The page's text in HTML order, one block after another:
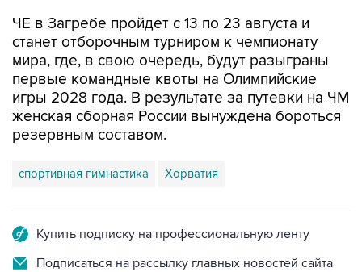
ЧЕ в Загребе пройдет с 13 по 23 августа и
станет отборочным турниром к чемпионату
мира, где, в свою очередь, будут разыграны
первые командные квоты на Олимпийские
игры 2028 года. В результате за путевки на ЧМ
женская сборная России вынуждена бороться
резервным составом.
спортивная гимнастика Хорватия
Купить подписку на профессиональную ленту
Подписаться на рассылку главных новостей сайта